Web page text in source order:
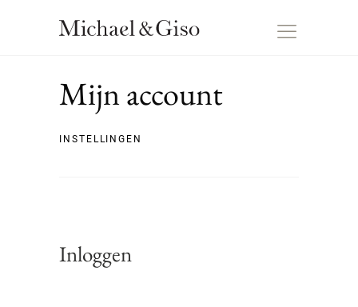
Mijn account
INSTELLINGEN
Inloggen